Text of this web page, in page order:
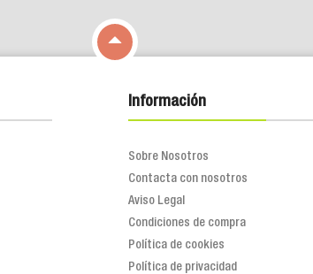

Información
Sobre Nosotros
Contacta con nosotros
Aviso Legal
Condiciones de compra
Política de cookies
Política de privacidad